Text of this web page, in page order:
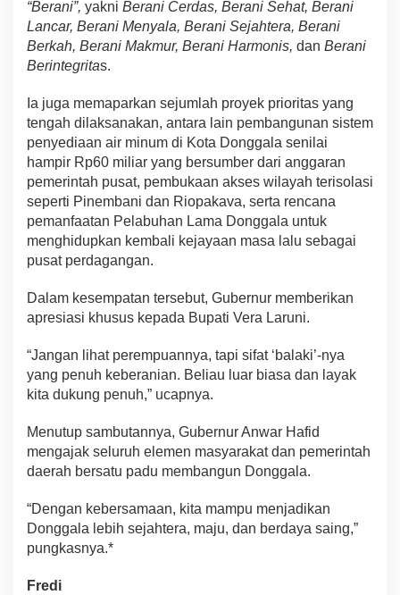
“Berani”, yakni Berani Cerdas, Berani Sehat, Berani
Lancar, Berani Menyala, Berani Sejahtera, Berani
Berkah, Berani Makmur, Berani Harmonis, dan Berani
Berintegritas.
Ia juga memaparkan sejumlah proyek prioritas yang
tengah dilaksanakan, antara lain pembangunan sistem
penyediaan air minum di Kota Donggala senilai
hampir Rp60 miliar yang bersumber dari anggaran
pemerintah pusat, pembukaan akses wilayah terisolasi
seperti Pinembani dan Riopakava, serta rencana
pemanfaatan Pelabuhan Lama Donggala untuk
menghidupkan kembali kejayaan masa lalu sebagai
pusat perdagangan.
Dalam kesempatan tersebut, Gubernur memberikan
apresiasi khusus kepada Bupati Vera Laruni.
“Jangan lihat perempuannya, tapi sifat ‘balaki’-nya
yang penuh keberanian. Beliau luar biasa dan layak
kita dukung penuh,” ucapnya.
Menutup sambutannya, Gubernur Anwar Hafid
mengajak seluruh elemen masyarakat dan pemerintah
daerah bersatu padu membangun Donggala.
“Dengan kebersamaan, kita mampu menjadikan
Donggala lebih sejahtera, maju, dan berdaya saing,”
pungkasnya.*
Fredi